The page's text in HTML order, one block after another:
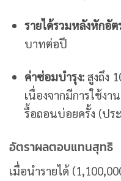
รายได้รวมหลังหักอัต
บาทต่อปี
ค่าซ่อมบำรุง:สูงถึง
เนื่องจากมีการใช้ง
รื้อถอนบ่อยครั้ง (ปร
อัตราผลตอบแทนสุทธิ
เมื่อนำรายได้